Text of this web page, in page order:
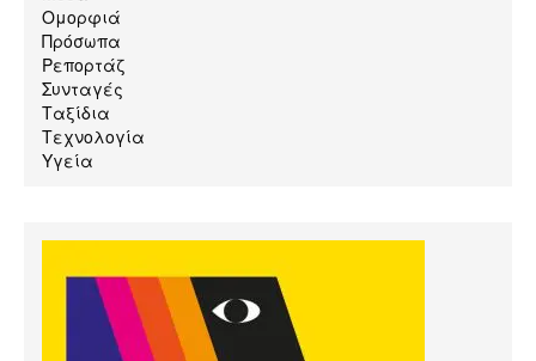
Ομορφιά
Πρόσωπα
Ρεπορτάζ
Συνταγές
Ταξίδια
Τεχνολογία
Υγεία